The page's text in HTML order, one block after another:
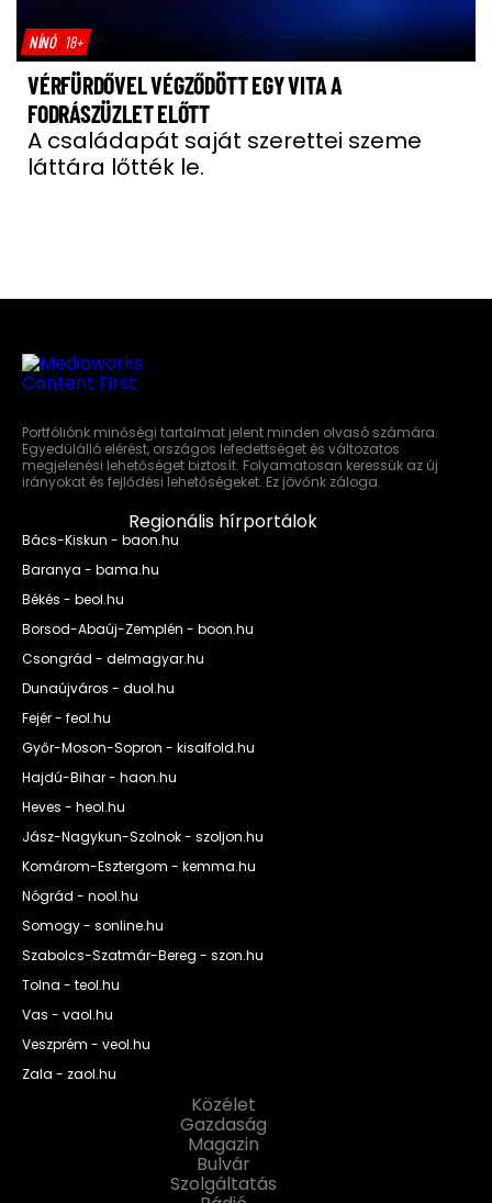
NÍNÓ 18+
VÉRFÜRDŐVEL VÉGZŐDÖTT EGY VITA A
FODRÁSZÜZLET ELŐTT
A családapát saját szerettei szeme
láttára lőtték le.
Portfóliónk minőségi tartalmat jelent minden olvasó számára.
Egyedülálló elérést, országos lefedettséget és változatos
megjelenési lehetőséget biztosít. Folyamatosan keressük az új
irányokat és fejlődési lehetőségeket. Ez jövőnk záloga.
Regionális hírportálok
Bács-Kiskun - baon.hu
Baranya - bama.hu
Békés - beol.hu
Borsod-Abaúj-Zemplén - boon.hu
Csongrád - delmagyar.hu
Dunaújváros - duol.hu
Fejér - feol.hu
Győr-Moson-Sopron - kisalfold.hu
Hajdú-Bihar - haon.hu
Heves - heol.hu
Jász-Nagykun-Szolnok - szoljon.hu
Komárom-Esztergom - kemma.hu
Nógrád - nool.hu
Somogy - sonline.hu
Szabolcs-Szatmár-Bereg - szon.hu
Tolna - teol.hu
Vas - vaol.hu
Veszprém - veol.hu
Zala - zaol.hu
Közélet
Gazdaság
Magazin
Bulvár
Szolgáltatás